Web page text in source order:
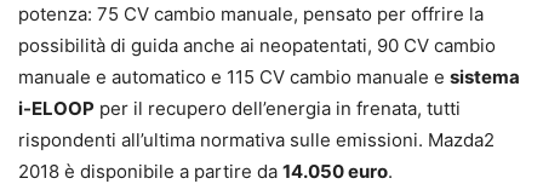
potenza: 75 CV cambio manuale, pensato per offrire la
possibilità di guida anche ai neopatentati, 90 CV cambio
manuale e automatico e 115 CV cambio manuale e sistema
i-ELOOP per il recupero dell’energia in frenata, tutti
rispondenti all’ultima normativa sulle emissioni. Mazda2
2018 è disponibile a partire da 14.050 euro.